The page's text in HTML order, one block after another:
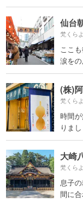
仙台
梵くら
ここ
涙を
(株)
梵くら
時間
りま
大崎
梵くら
息子
間に